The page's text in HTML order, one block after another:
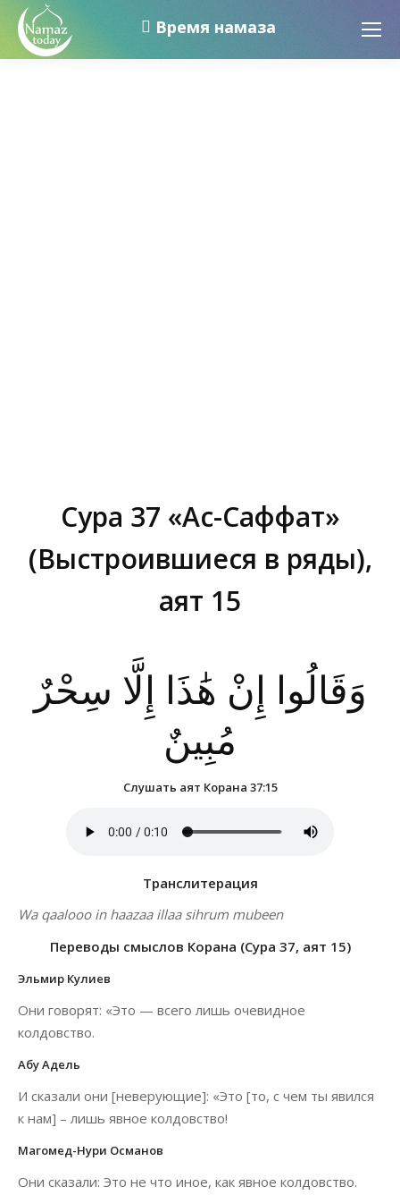
Время намаза
Сура 37 «Ас-Саффат»
(Выстроившиеся в ряды),
аят 15
وَقَالُوا إِنْ هَٰذَا إِلَّا سِحْرٌ
مُبِينٌ
Слушать аят Корана 37:15
Транслитерация
Wa qaalooo in haazaa illaa sihrum mubeen
Переводы смыслов Корана (Сура 37, аят 15)
Эльмир Кулиев
Они говорят: «Это — всего лишь очевидное
колдовство.
Абу Адель
И сказали они [неверующие]: «Это [то, с чем ты явился
к нам] – лишь явное колдовство!
Магомед-Нури Османов
Они сказали: Это не что иное, как явное колдовство.